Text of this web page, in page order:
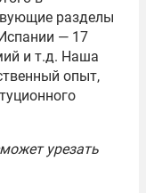
разделы
— 17
и т.д. Наша
опыт,
урезать